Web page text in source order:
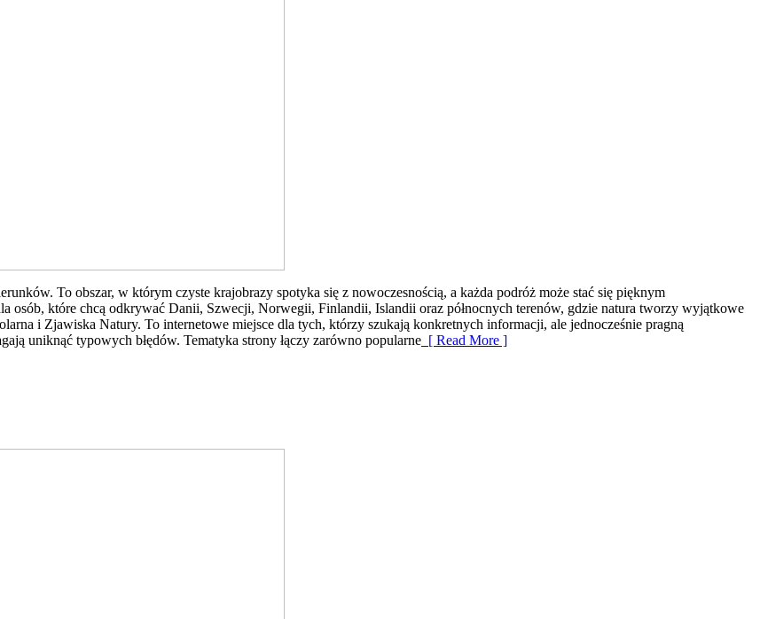
To obszar, w którym czyste krajobrazy spotyka się z nowoczesnością, a każda podróż może stać się pięknym
osób, które chcą odkrywać Danii, Szwecji, Norwegii, Finlandii, Islandii oraz północnych terenów, gdzie natura tworzy wyjątkowe
i Zjawiska Natury. To internetowe miejsce dla tych, którzy szukają konkretnych informacji, ale jednocześnie pragną
uniknąć typowych błędów. Tematyka strony łączy zarówno popularne [ Read More ]